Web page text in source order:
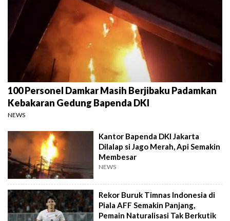
100 Personel Damkar Masih Berjibaku Padamkan
Kebakaran Gedung Bapenda DKI
NEWS
Kantor Bapenda DKI Jakarta
Dilalap si Jago Merah, Api Semakin
Membesar
NEWS
Rekor Buruk Timnas Indonesia di
Piala AFF Semakin Panjang,
Pemain Naturalisasi Tak Berkutik